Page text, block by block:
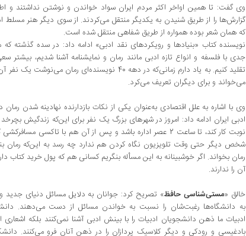
وی گفت: تا همین اواخر اکثر مردم ایران سواد خواندن و نوشتن نداشتند و
گزارش‌ها را از طریق شنیدن به یکدیگر منتقل می‌کردند. از سوی دیگر هنر مسلط
که همان شعر بوده همواره از طریق شفاهی منتقل شده است.
نویسنده کتاب «بنیادها و رویکردهای نقد ادبی» ادامه داد: در سده گذشته که
جدی با فلسفه و انواع تازه ادبی مانند رمان و نمایشنامه آشنا شدیم، بیشتر
تقلید کنیم. به یاد دارم زمانی‌که در دهه 40 نویسنده‌ای رمان می‌نوشت
می‌خواند و برای دیگران تعریف می‌کرد.
وی با اشاره به علل اقتصادی به‌عنوان یکی از نکات بازدارنده نهادینه شدن رمان
ادبی ایران ادامه داد: امروز در شهرهای بزرگ یک نفر برای این‌که زندگیش
نوبت کار کند، تا ساعت 2 عصر اداره باشد و پس از آن هم با تاکسی
شخص دیگر حتی وقت تلویزیون نگاه کردن هم ندارد چه رسد به این‌که رمان
رمان بخواند. اگر خوشبینانه به این مسأله بنگریم کسانی هم که پول خرید کتاب
آن را ندارند.
خالق «مستی‌شناسی حافظ» تصریح کرد: جوانان به دلایل مسائل دنیای جدید و
به دانشگاه‌ها رغبت‌شان را نسبت به خواندن مسائل از دست می‌دهند.
ادبیات ما ذهن دانشجویان ادبیات را با بینش ادبی آشنا نمی‌کنند بلکه اشعاری
بادغیسی و رودکی و دیگر کلاسیک پردازان را در ذهن آنان فرو می‌کنند.